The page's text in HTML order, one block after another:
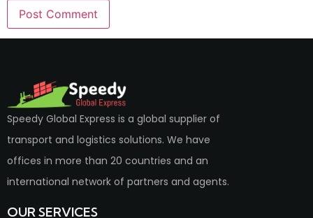
Speedy Global Express is a global supplier of
transport and logistics solutions. We have
offices in more than 20 countries and an
international network of partners and agents.
OUR SERVICES